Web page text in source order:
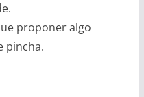
proponer algo
pincha.